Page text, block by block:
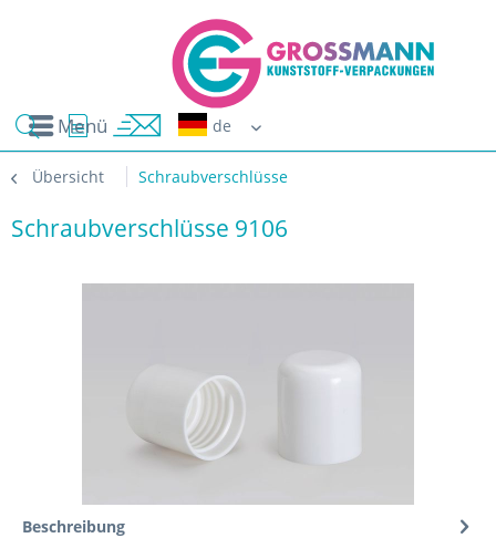
Menü
Übersicht Schraubverschlüsse
Schraubverschlüsse 9106
Beschreibung